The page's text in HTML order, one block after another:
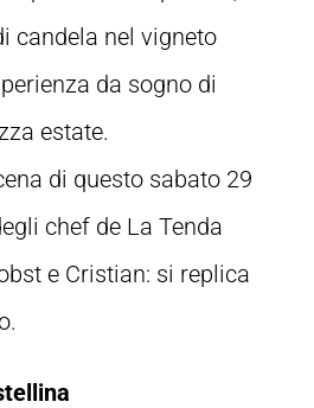
candela nel vigneto
da sogno di
estate.
di questo sabato 29
chef de La Tenda
e Cristian: si replica